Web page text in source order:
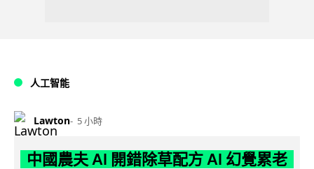
人工智能
Lawton 5 小時
中國農夫 AI 開錯除草配方 AI 幻覺累老